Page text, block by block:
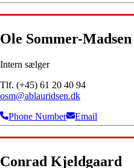
Ole Sommer-Madsen
Intern sælger
Tlf. (+45) 61 20 40 94
osm@ablauridsen.dk
Phone Number
Email
Conrad Kjeldgaard